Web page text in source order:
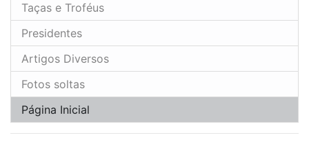
Taças e Troféus
Presidentes
Artigos Diversos
Fotos soltas
Página Inicial